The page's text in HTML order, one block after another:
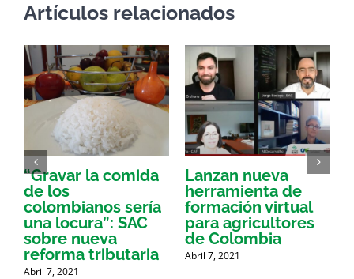
Artículos relacionados
“Gravar la comida
de los
colombianos sería
una locura”: SAC
sobre nueva
reforma tributaria
Abril 7, 2021
Lanzan nueva
herramienta de
formación virtual
para agricultores
de Colombia
Abril 7, 2021